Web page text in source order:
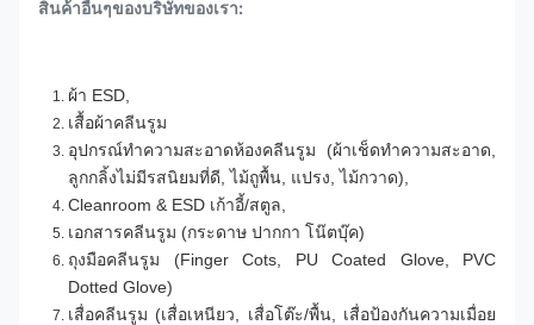
สินค้าอื่นๆของบริษัทของเรา:
ผ้า ESD,
เสื้อผ้าคลีนรูม
อุปกรณ์ทำความสะอาดห้องคลีนรูม (ผ้าเช็ดทำความสะอาด,
ลูกกลิ้งไม่มีรสนิยมที่ดี, ไม้ถูพื้น, แปรง, ไม้กวาด),
Cleanroom & ESD เก้าอี้/สตูล,
เอกสารคลีนรูม (กระดาษ ปากกา โน๊ตบุ๊ค)
ถุงมือคลีนรูม (Finger Cots, PU Coated Glove, PVC
Dotted Glove)
เสื่อคลีนรูม (เสื่อเหนียว, เสื่อโต๊ะ/พื้น, เสื่อป้องกันความเมื่อย